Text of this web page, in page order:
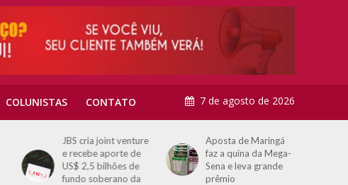
COLUNISTAS CONTATO 7 de agosto de 2026
JBS cria joint venture
e recebe aporte de
US$ 2,5 bilhões de
fundo soberano da
Aposta de Maringá
faz a quina da Mega-
Sena e leva grande
prêmio